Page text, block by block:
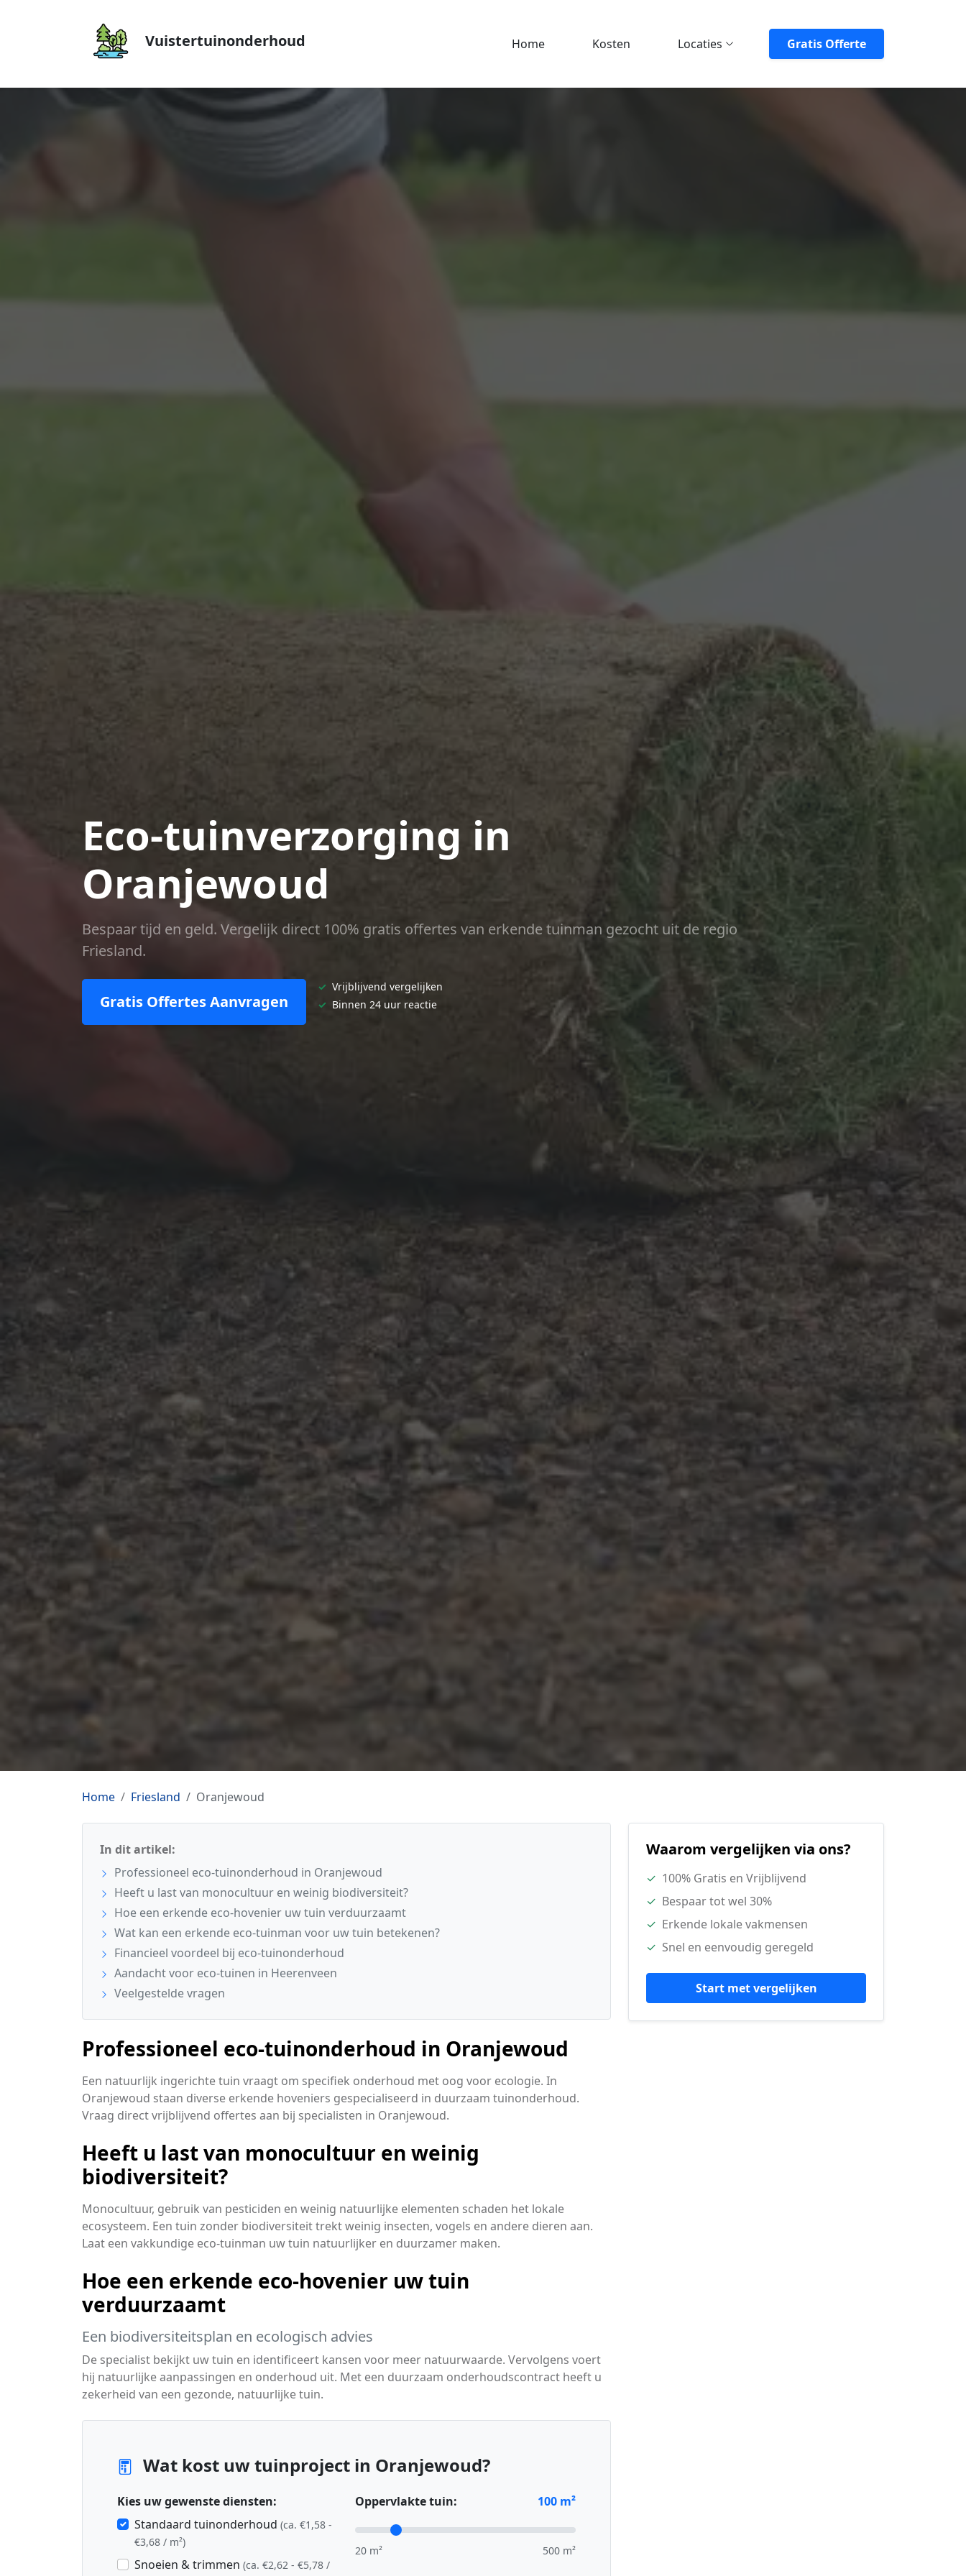
Vuistertuinonderhoud Home Kosten Locaties Gratis Offerte
Eco-tuinverzorging in
Oranjewoud
Bespaar tijd en geld. Vergelijk direct 100% gratis offertes van erkende tuinman gezocht uit de regio
Friesland.
Gratis Offertes Aanvragen
✓ Vrijblijvend vergelijken
✓ Binnen 24 uur reactie
Home Friesland Oranjewoud
In dit artikel:
Professioneel eco-tuinonderhoud in Oranjewoud
Heeft u last van monocultuur en weinig biodiversiteit?
Hoe een erkende eco-hovenier uw tuin verduurzaamt
Wat kan een erkende eco-tuinman voor uw tuin betekenen?
Financieel voordeel bij eco-tuinonderhoud
Aandacht voor eco-tuinen in Heerenveen
Veelgestelde vragen
Professioneel eco-tuinonderhoud in Oranjewoud
Een natuurlijk ingerichte tuin vraagt om specifiek onderhoud met oog voor ecologie. In
Oranjewoud staan diverse erkende hoveniers gespecialiseerd in duurzaam tuinonderhoud.
Vraag direct vrijblijvend offertes aan bij specialisten in Oranjewoud.
Heeft u last van monocultuur en weinig
biodiversiteit?
Monocultuur, gebruik van pesticiden en weinig natuurlijke elementen schaden het lokale
ecosysteem. Een tuin zonder biodiversiteit trekt weinig insecten, vogels en andere dieren aan.
Laat een vakkundige eco-tuinman uw tuin natuurlijker en duurzamer maken.
Hoe een erkende eco-hovenier uw tuin
verduurzaamt
Een biodiversiteitsplan en ecologisch advies
De specialist bekijkt uw tuin en identificeert kansen voor meer natuurwaarde. Vervolgens voert
hij natuurlijke aanpassingen en onderhoud uit. Met een duurzaam onderhoudscontract heeft u
zekerheid van een gezonde, natuurlijke tuin.
Wat kost uw tuinproject in Oranjewoud?
Kies uw gewenste diensten:
Standaard tuinonderhoud (ca. €1,58 -
€3,68 / m²)
Snoeien & trimmen (ca. €2,62 - €5,78 /
Oppervlakte tuin: 100 m²
20 m² 500 m²
Waarom vergelijken via ons?
✓ 100% Gratis en Vrijblijvend
✓ Bespaar tot wel 30%
✓ Erkende lokale vakmensen
✓ Snel en eenvoudig geregeld
Start met vergelijken